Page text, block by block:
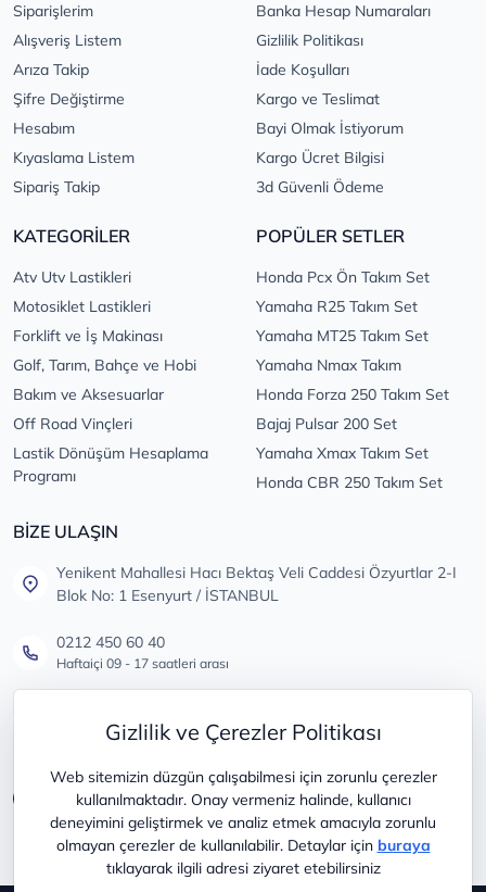
Gizlilik ve Çerezler Politikası
Web sitemizin düzgün çalışabilmesi için zorunlu çerezler
kullanılmaktadır. Onay vermeniz halinde, kullanıcı
deneyimini geliştirmek ve analiz etmek amacıyla zorunlu
olmayan çerezler de kullanılabilir. Detaylar için buraya
tıklayarak ilgili adresi ziyaret etebilirsiniz
Siparişlerim
Alışveriş Listem
Arıza Takip
Şifre Değiştirme
Hesabım
Kıyaslama Listem
Sipariş Takip
Banka Hesap Numaraları
Gizlilik Politikası
İade Koşulları
Kargo ve Teslimat
Bayi Olmak İstiyorum
Kargo Ücret Bilgisi
3d Güvenli Ödeme
KATEGORİLER
Atv Utv Lastikleri
Motosiklet Lastikleri
Forklift ve İş Makinası
Golf, Tarım, Bahçe ve Hobi
Bakım ve Aksesuarlar
Off Road Vinçleri
Lastik Dönüşüm Hesaplama
Programı
POPÜLER SETLER
Honda Pcx Ön Takım Set
Yamaha R25 Takım Set
Yamaha MT25 Takım Set
Yamaha Nmax Takım
Honda Forza 250 Takım Set
Bajaj Pulsar 200 Set
Yamaha Xmax Takım Set
Honda CBR 250 Takım Set
BİZE ULAŞIN
Yenikent Mahallesi Hacı Bektaş Veli Caddesi Özyurtlar 2-I
Blok No: 1 Esenyurt / İSTANBUL
0212 450 60 40
Haftaiçi 09 - 17 saatleri arası
Tüm öneri ve şikayetleriniz için